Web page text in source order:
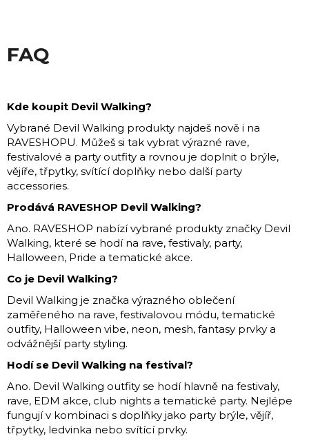
FAQ
Kde koupit Devil Walking?
Vybrané Devil Walking produkty najdeš nově i na
RAVESHOPU. Můžeš si tak vybrat výrazné rave,
festivalové a party outfity a rovnou je doplnit o brýle,
vějíře, třpytky, svítící doplňky nebo další party
accessories.
Prodává RAVESHOP Devil Walking?
Ano. RAVESHOP nabízí vybrané produkty značky Devil
Walking, které se hodí na rave, festivaly, party,
Halloween, Pride a tematické akce.
Co je Devil Walking?
Devil Walking je značka výrazného oblečení
zaměřeného na rave, festivalovou módu, tematické
outfity, Halloween vibe, neon, mesh, fantasy prvky a
odvážnější party styling.
Hodí se Devil Walking na festival?
Ano. Devil Walking outfity se hodí hlavně na festivaly,
rave, EDM akce, club nights a tematické party. Nejlépe
fungují v kombinaci s doplňky jako party brýle, vějíř,
třpytky, ledvinka nebo svítící prvky.